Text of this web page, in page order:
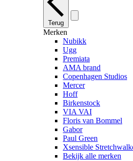
Terug
Merken
Nubikk
Ugg
Premiata
AMA brand
Copenhagen Studios
Mercer
Hoff
Birkenstock
VIA VAI
Floris van Bommel
Gabor
Paul Green
Xsensible
Bekijk alle merken